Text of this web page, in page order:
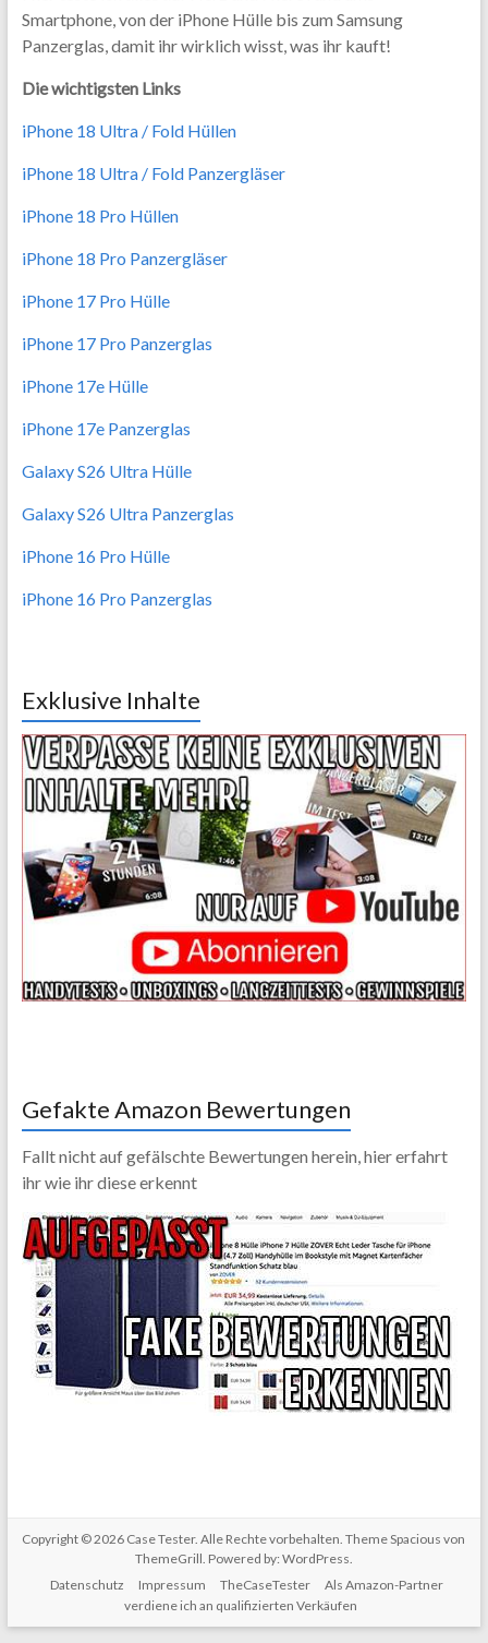
Smartphone, von der iPhone Hülle bis zum Samsung
Panzerglas, damit ihr wirklich wisst, was ihr kauft!
Die wichtigsten Links
iPhone 18 Ultra / Fold Hüllen
iPhone 18 Ultra / Fold Panzergläser
iPhone 18 Pro Hüllen
iPhone 18 Pro Panzergläser
iPhone 17 Pro Hülle
iPhone 17 Pro Panzerglas
iPhone 17e Hülle
iPhone 17e Panzerglas
Galaxy S26 Ultra Hülle
Galaxy S26 Ultra Panzerglas
iPhone 16 Pro Hülle
iPhone 16 Pro Panzerglas
Exklusive Inhalte
Gefakte Amazon Bewertungen
Fallt nicht auf gefälschte Bewertungen herein, hier erfahrt
ihr wie ihr diese erkennt
Copyright © 2026 Case Tester. Alle Rechte vorbehalten. ThemeSpacious von
ThemeGrill. Powered by: WordPress.
Datenschutz
Impressum TheCaseTester
Als Amazon-Partner
verdiene ich an qualifizierten Verkäufen